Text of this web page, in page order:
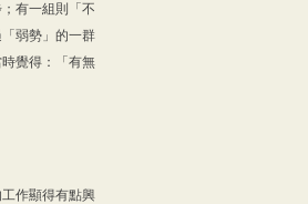
有一組則「不
弱勢」的一群
覺得：「有無
作顯得有點興